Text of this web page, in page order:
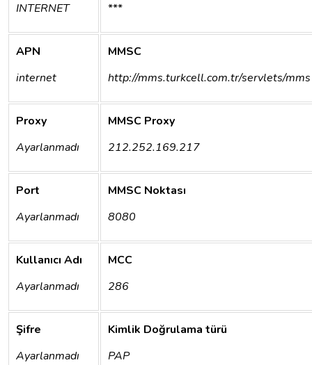
INTERNET
***
APN
internet
MMSC
http://mms.turkcell.com.tr/servlets/mms
Proxy
Ayarlanmadı
MMSC Proxy
212.252.169.217
Port
Ayarlanmadı
MMSC Noktası
8080
Kullanıcı Adı
Ayarlanmadı
MCC
286
Şifre
Ayarlanmadı
Kimlik Doğrulama türü
PAP